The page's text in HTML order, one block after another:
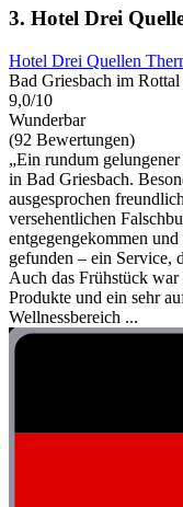
3. Hotel Drei
Hotel Drei Quellen
Bad Griesbach im Rottal
9,0/10
Wunderbar
(92 Bewertungen)
„Ein rundum
in Bad Griesbach.
ausgesprochen
versehentlichen
entgegengekommen
gefunden – ein Service,
Auch das Frühstück
Produkte und ein sehr
Wellnessbereich ...